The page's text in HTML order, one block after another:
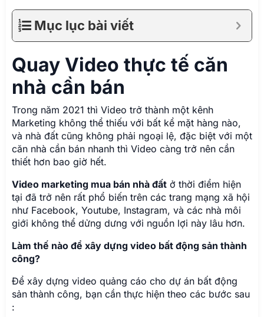
Mục lục bài viết
Quay Video thực tế căn
nhà cần bán
Trong năm 2021 thì Video trở thành một kênh
Marketing không thể thiếu với bất kể mặt hàng nào,
và nhà đất cũng không phải ngoại lệ, đặc biệt với một
căn nhà cần bán nhanh thì Video càng trở nên cần
thiết hơn bao giờ hết.
Video marketing mua bán nhà đất ở thời điểm hiện
tại đã trở nên rất phổ biến trên các trang mạng xã hội
như Facebook, Youtube, Instagram, và các nhà môi
giới không thể dửng dưng với nguồn lợi này lâu hơn.
Làm thế nào để xây dựng video bất động sản thành
công?
Để xây dựng video quảng cáo cho dự án bất động
sản thành công, bạn cần thực hiện theo các bước sau
: